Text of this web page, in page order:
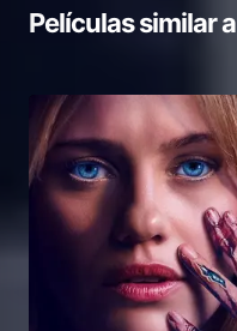
Películas similar a